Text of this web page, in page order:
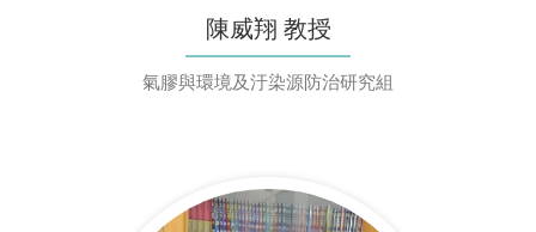
陳威翔 教授
氣膠與環境及汙染源防治研究組